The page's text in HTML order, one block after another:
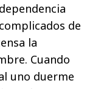
de
la
Cuando
uno duerme